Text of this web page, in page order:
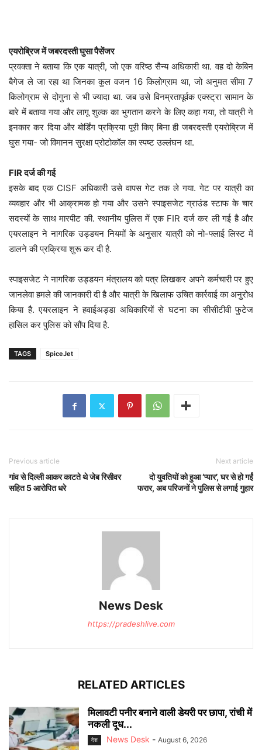
एयरोब्रिज में जबरदस्ती घुसा पैसेंजर
प्रवक्ता ने बताया कि एक यात्री, जो एक वरिष्ठ सैन्य अधिकारी था. वह दो केबिन
बैगेज ले जा रहा था जिनका कुल वजन 16 किलोग्राम था, जो अनुमत सीमा 7
किलोग्राम से दोगुना से भी ज्यादा था. जब उसे विनम्रतापूर्वक एक्स्ट्रा सामान के
बारे में बताया गया और लागू शुल्क का भुगतान करने के लिए कहा गया, तो यात्री ने
इनकार कर दिया और बोर्डिंग प्रक्रिया पूरी किए बिना ही जबरदस्ती एयरोब्रिज में
घुस गया- जो विमानन सुरक्षा प्रोटोकॉल का स्पष्ट उल्लंघन था.
FIR दर्ज की गई
इसके बाद एक CISF अधिकारी उसे वापस गेट तक ले गया. गेट पर यात्री का
व्यवहार और भी आक्रामक हो गया और उसने स्पाइसजेट ग्राउंड स्टाफ के चार
सदस्यों के साथ मारपीट की. स्थानीय पुलिस में एक FIR दर्ज कर ली गई है और
एयरलाइन ने नागरिक उड्डयन नियमों के अनुसार यात्री को नो-फ्लाई लिस्ट में
डालने की प्रक्रिया शुरू कर दी है.
स्पाइसजेट ने नागरिक उड्डयन मंत्रालय को पत्र लिखकर अपने कर्मचारी पर हुए
जानलेवा हमले की जानकारी दी है और यात्री के खिलाफ उचित कार्रवाई का अनुरोध
किया है. एयरलाइन ने हवाईअड्डा अधिकारियों से घटना का सीसीटीवी फुटेज
हासिल कर पुलिस को सौंप दिया है.
TAGS SpiceJet
Previous article
गांव से दिल्ली आकर काटते थे जेब रिसीवर
सहित 5 आरोपित धरे
Next article
दो युवतियों को हुआ ‘प्यार’, घर से हो गईं
फरार, अब परिजनों ने पुलिस से लगाई गुहार
News Desk
https://pradeshlive.com
RELATED ARTICLES
मिलावटी पनीर बनाने वाली डेयरी पर छापा, रांची में
नकली दूध...
देश News Desk - August 6, 2026